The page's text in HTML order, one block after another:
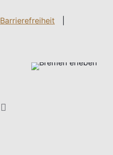
Barrierefreiheit